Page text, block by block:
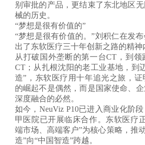
别审批的产品，更结束了东北地区
械的历史。
“梦想是很有价值的”
“梦想是很有价值的。”刘积仁在发
出了东软医疗三十年创新之路的精神
从打破国外垄断的第一台CT，到领
CT；从扎根沈阳的老工业基地，到
造”，东软医疗用十年追光之旅，
的崛起不是偶然，而是国家使命、
深度融合的必然。
如今，NeuViz P10已进入商业化阶
甲医院已开展临床合作。东软医疗
端市场、高端客户”为核心策略，推
造”向“中国智造”跨越。